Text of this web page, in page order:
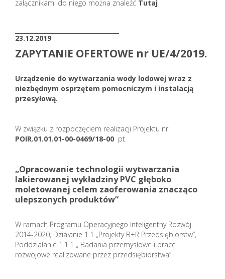
załącznikami do niego można znaleźć Tutaj
23.12.2019
ZAPYTANIE OFERTOWE nr UE/4/2019.
Urządzenie do wytwarzania wody lodowej wraz z
niezbędnym osprzętem pomocniczym i instalacją
przesyłową.
W związku z rozpoczęciem realizacji Projektu nr
POIR.01.01.01-00-0469/18-00 pt.
„Opracowanie technologii wytwarzania
lakierowanej wykładziny PVC głęboko
moletowanej celem zaoferowania znacząco
ulepszonych produktów”
W ramach Programu Operacyjnego Inteligentny Rozwój
2014-2020, Działanie 1.1 „Projekty B+R Przedsiębiorstw”,
Poddziałanie 1.1.1 „ Badania przemysłowe i prace
rozwojowe realizowane przez przedsiębiorstwa”